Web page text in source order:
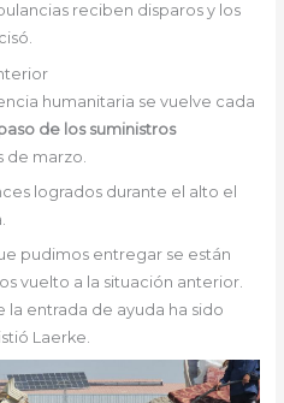
reciben disparos y los
humanitaria se vuelve cada
de los suministros
de marzo.
logrados durante el alto el
pudimos entregar se están
vuelto a la situación anterior.
la entrada de ayuda ha sido
Laerke.